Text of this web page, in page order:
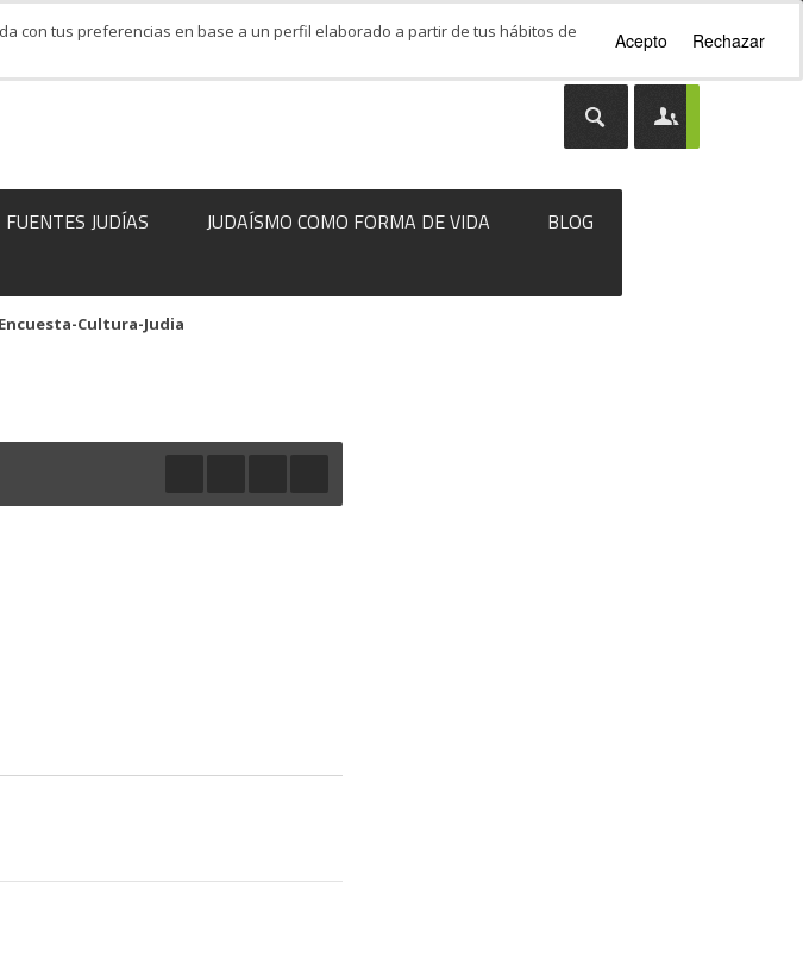
FUENTES JUDÍAS JUDAÍSMO COMO FORMA DE VIDA BLOG
Cultura-Judia
con tus preferencias en base a un perfil elaborado a partir de tus hábitos de
Acepto Rechazar